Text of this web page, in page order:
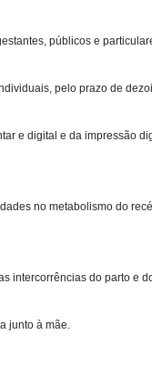
públicos e
pelo prazo de
e digital e da impressão
no metabolismo do
do parto e
junto à mãe.